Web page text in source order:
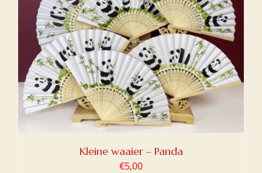
Kleine waaier – Panda
€5,00